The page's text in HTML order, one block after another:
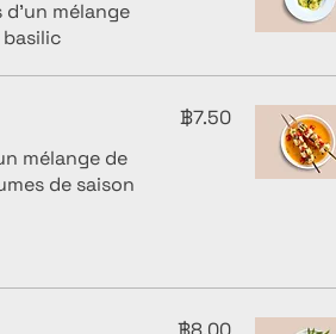
d'un mélange
mélange de
de saison
฿7.50